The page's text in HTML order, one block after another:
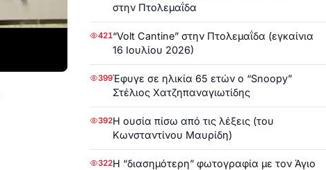
στην Πτολεμαΐδα
421“Volt Cantine” στην Πτολεμαΐδα (εγκαίνια
16 Ιουλίου 2026)
399Έφυγε σε ηλικία 65 ετών ο “Snoopy”
Στέλιος Χατζηπαναγιωτίδης
392Η ουσία πίσω από τις λέξεις (του
Κωνσταντίνου Μαυρίδη)
322Η “διασημότερη” φωτογραφία με τον Άγιο